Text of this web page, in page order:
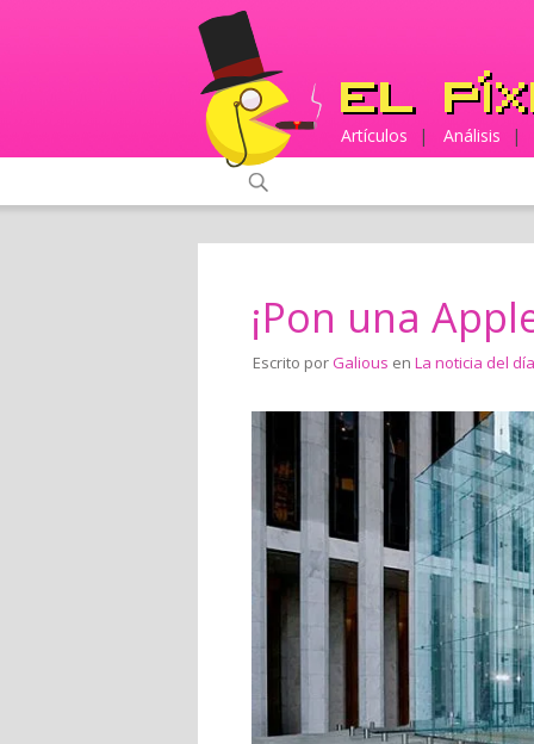
Artículos | Análisis |
¡Pon una
Escrito por Galious en La noticia del día